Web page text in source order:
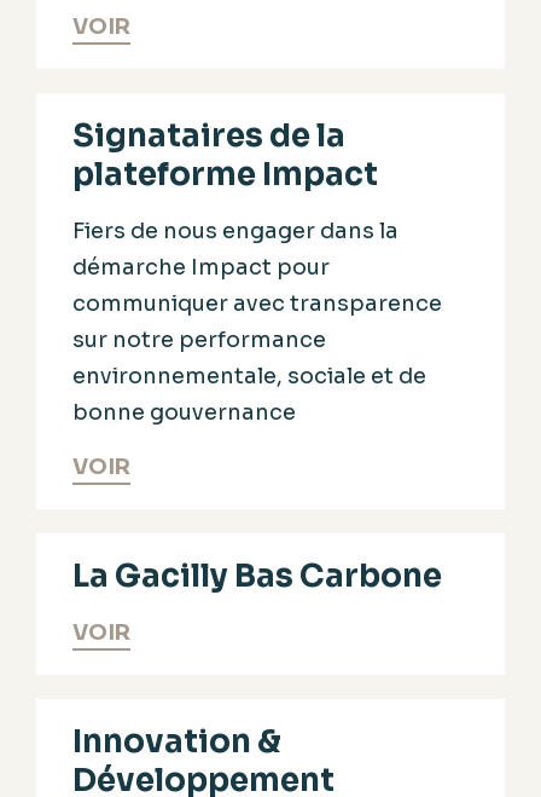
VOIR
Signataires de la
plateforme Impact
Fiers de nous engager dans la
démarche Impact pour
communiquer avec transparence
sur notre performance
environnementale, sociale et de
bonne gouvernance
VOIR
La Gacilly Bas Carbone
VOIR
Innovation &
Développement